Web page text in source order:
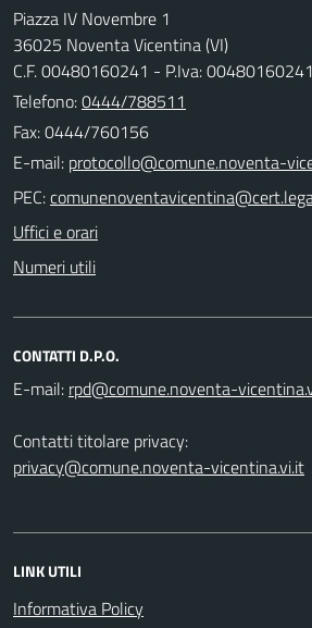
Piazza IV Novembre 1
36025 Noventa Vicentina (VI)
C.F. 00480160241 - P.Iva: 00480160241
Telefono:0444/788511
Fax: 0444/760156
E-mail:
PEC:
Uffici e orari
Numeri utili
CONTATTI D.P.O.
E-mail:
Contatti titolare privacy:
privacy@comune.noventa-vicentina.vi.it
LINK UTILI
Informativa Policy